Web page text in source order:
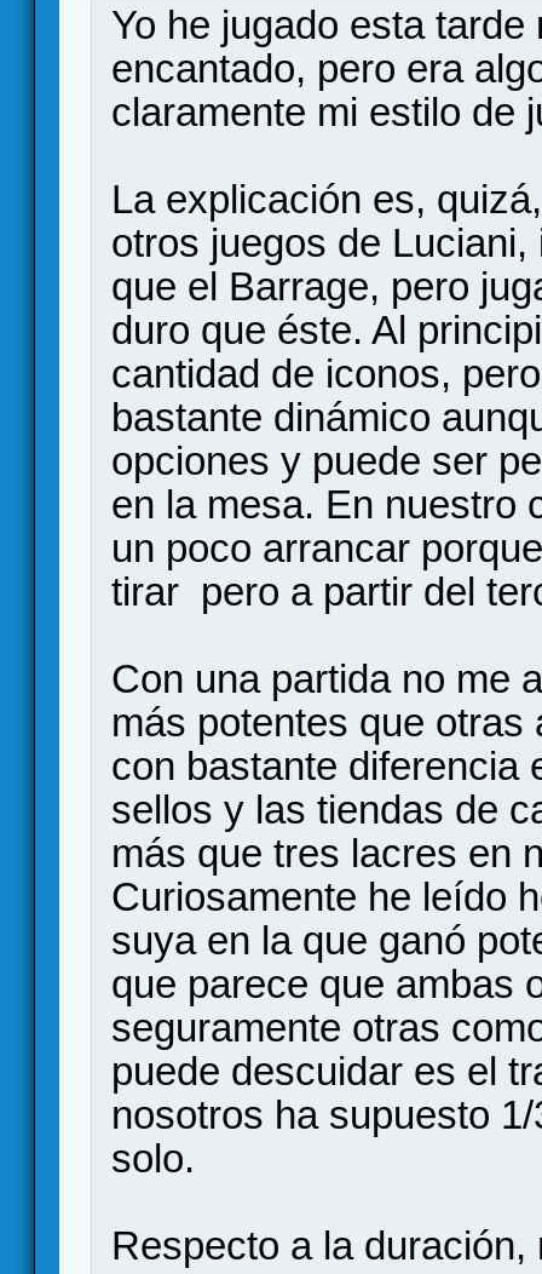
Yo he jugado esta
encantado, pero era
claramente mi estilo de
La explicación es,
otros juegos de
que el Barrage, pero
duro que éste. Al
cantidad de iconos,
bastante dinámico
opciones y puede ser
en la mesa. En nuestro
un poco arrancar
tirar pero a partir del
Con una partida no me
más potentes que otras
con bastante diferencia
sellos y las tiendas de
más que tres lacres en
Curiosamente he leído
suya en la que ganó
que parece que ambas
seguramente otras
puede descuidar es el
nosotros ha supuesto
solo.
Respecto a la